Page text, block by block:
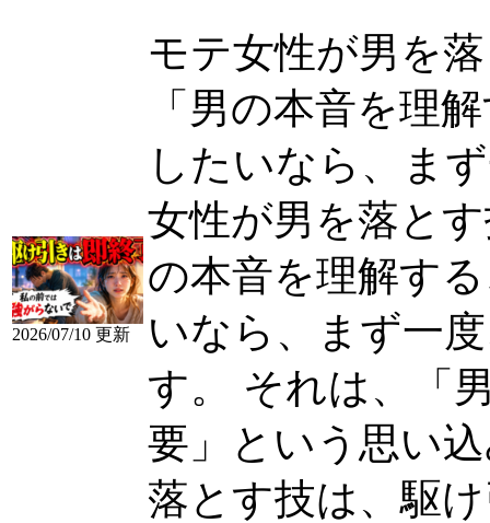
2026/07/10 更新
モテ女性が男を
「男の本音を理
したいなら、ま
女性が男を落と
の本音を理解す
いなら、まず一
す。 それは、「
要」という思い
落とす技は、駆